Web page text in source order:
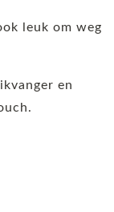
leuk om weg
en